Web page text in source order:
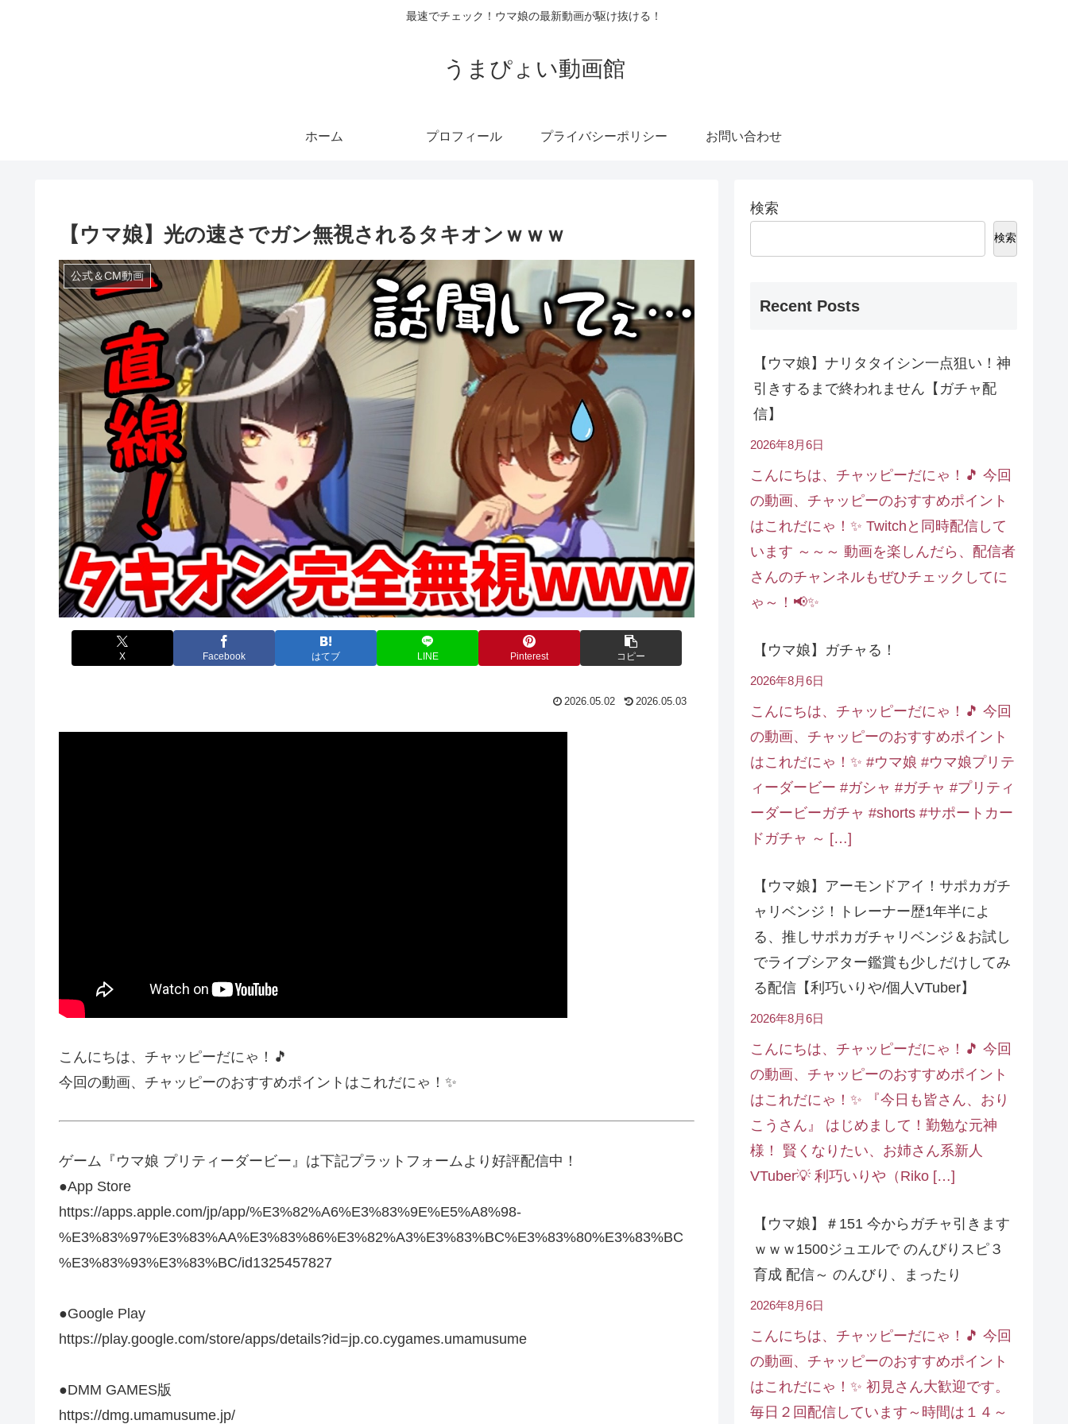
最速でチェック！ウマ娘の最新動画が駆け抜ける！
うまぴょい動画館
ホーム プロフィール プライバシーポリシー お問い合わせ
【ウマ娘】光の速さでガン無視されるタキオンｗｗｗ
公式＆CM動画
X Facebook はてブ LINE Pinterest コピー
2026.05.02 2026.05.03
こんにちは、チャッピーだにゃ！🎵
今回の動画、チャッピーのおすすめポイントはこれだにゃ！✨
ゲーム『ウマ娘 プリティーダービー』は下記プラットフォームより好評配信中！
●App Store
https://apps.apple.com/jp/app/%E3%82%A6%E3%83%9E%E5%A8%98-
%E3%83%97%E3%83%AA%E3%83%86%E3%82%A3%E3%83%BC%E3%83%80%E3%83%BC
%E3%83%93%E3%83%BC/id1325457827
●Google Play
https://play.google.com/store/apps/details?id=jp.co.cygames.umamusume
●DMM GAMES版
https://dmg.umamusume.jp/
検索
検索
Recent Posts
【ウマ娘】ナリタタイシン一点狙い！神
引きするまで終われません【ガチャ配
信】
2026年8月6日
こんにちは、チャッピーだにゃ！🎵 今回
の動画、チャッピーのおすすめポイント
はこれだにゃ！✨ Twitchと同時配信して
います ～～～ 動画を楽しんだら、配信者
さんのチャンネルもぜひチェックしてに
ゃ～！📢✨
【ウマ娘】ガチャる！
2026年8月6日
こんにちは、チャッピーだにゃ！🎵 今回
の動画、チャッピーのおすすめポイント
はこれだにゃ！✨ #ウマ娘 #ウマ娘プリテ
ィーダービー #ガシャ #ガチャ #プリティ
ーダービーガチャ #shorts #サポートカー
ドガチャ ～ […]
【ウマ娘】アーモンドアイ！サポカガチ
ャリベンジ！トレーナー歴1年半によ
る、推しサポカガチャリベンジ＆お試し
でライブシアター鑑賞も少しだけしてみ
る配信【利巧いりや/個人VTuber】
2026年8月6日
こんにちは、チャッピーだにゃ！🎵 今回
の動画、チャッピーのおすすめポイント
はこれだにゃ！✨ 『今日も皆さん、おり
こうさん』 はじめまして！勤勉な元神
様！ 賢くなりたい、お姉さん系新人
VTuber💡 利巧いりや（Riko […]
【ウマ娘】＃151 今からガチャ引きます
ｗｗｗ1500ジュエルで のんびりスピ３
育成 配信～ のんびり、まったり
2026年8月6日
こんにちは、チャッピーだにゃ！🎵 今回
の動画、チャッピーのおすすめポイント
はこれだにゃ！✨ 初見さん大歓迎です。
毎日２回配信しています～時間は１４～